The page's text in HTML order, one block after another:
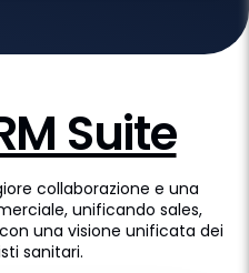
Suite
collaborazione e una
unificando sales,
una visione unificata dei
sanitari.